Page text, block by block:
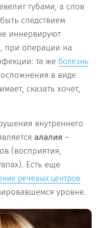
губами, а слов
следствием
иннервируют
при операции на
та же болезнь
в виде
сказать хочет,
внутреннего
алалия –
(восприятия,
Есть еще
речевых центров
уровне.